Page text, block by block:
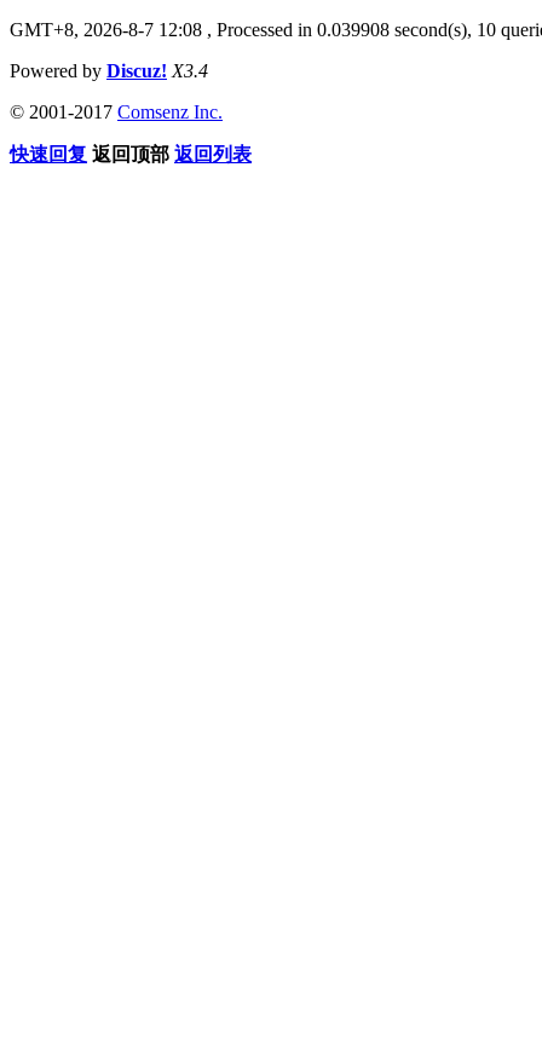
GMT+8, 2026-8-7 12:08 , Processed in 0.039908 second(s), 10
Powered by Discuz! X3.4
© 2001-2017 Comsenz Inc.
快速回复 返回顶部 返回列表